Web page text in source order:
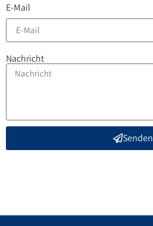
E-Mail
Nachricht
Senden